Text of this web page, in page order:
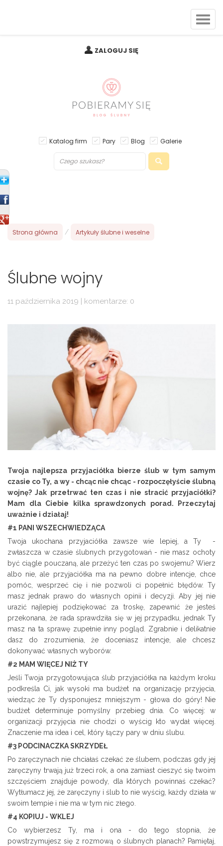
ZALOGUJ SIĘ
Katalog firm Pary Blog Galerie
Strona główna / Artykuły ślubne i weselne
Ślubne wojny
11 października 2019 | komentarze: 0
Twoja najlepsza przyjaciółka bierze ślub w tym samym
czasie co Ty, a wy - chcąc nie chcąc - rozpoczęłyście ślubną
wojnę? Jak przetrwać ten czas i nie stracić przyjaciółki?
Mam dla Ciebie kilka sprawdzonych porad. Przeczytaj
uważnie i działaj!
#1 PANI WSZECHWIEDZĄCA
Twoja ukochana przyjaciółka zawsze wie lepiej, a Ty -
zwłaszcza w czasie ślubnych przygotowań - nie masz ochoty
być ciągle pouczaną, ale przeżyć ten czas po swojemu? Wierz
albo nie, ale przyjaciółka ma na pewno dobre intencje, chce
pomóc, wesprzeć cię i nie pozwoli ci popełnić błędów. Ty
masz jednak prawo do własnych opinii i decyzji. Aby jej nie
urazić najlepiej podziękować za troskę, zapewnić że jesteś
przekonana, że rada sprawdziła się w jej przypadku, jednak Ty
masz na ta sprawę zupełnie inny pogląd. Zgrabnie i delikatnie
dasz do zrozumienia, że doceniasz intencje, ale chcesz
dokonywać własnych wyborów.
#2 MAM WIĘCEJ NIŻ TY
Jeśli Twoja przygotowująca ślub przyjaciółka na każdym kroku
podkreśla Ci, jak wysoki ma budżet na organizację przyjęcia,
wiedząc że Ty dysponujesz mniejszym - głowa do góry! Nie
budżet determinuje pomyślny przebieg dnia. Co więcej: w
organizacji przyjęcia nie chodzi o wyścig kto wydał więcej.
Znaczenie ma idea i cel, który łączy pary w dniu ślubu.
#3 PODCINACZKA SKRZYDEŁ
Po zaręczynach nie chciałaś czekać ze ślubem, podczas gdy jej
zaręczyny trwają już trzeci rok, a ona zamiast cieszyć się twoim
szczęściem znajduje powody, dla których powinnaś czekać?
Wytłumacz jej, że zaręczyny i ślub to nie wyścig, każdy działa w
swoim tempie i nie ma w tym nic złego.
#4 KOPIUJ - WKLEJ
Co wybierzesz Ty, ma i ona - do tego stopnia, że
powstrzymujesz się z rozmową o ślubnych planach? Pamiętaj,